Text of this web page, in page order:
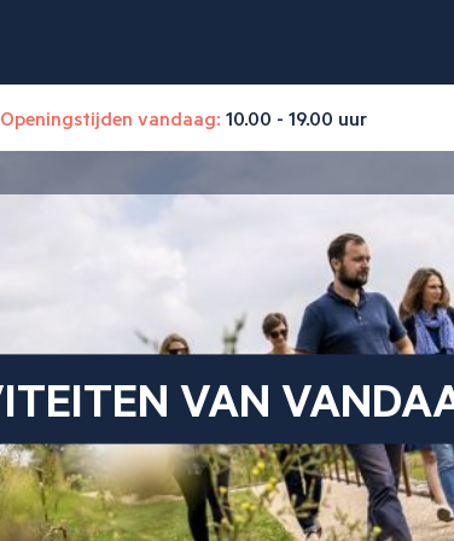
Openingstijden vandaag: 10.00 - 19.00 uur
VAN